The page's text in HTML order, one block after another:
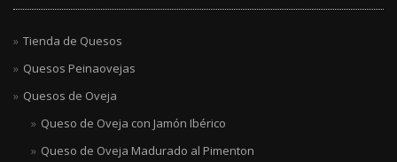
Tienda de Quesos
Quesos Peinaovejas
Quesos de Oveja
Queso de Oveja con Jamón Ibérico
Queso de Oveja Madurado al Pimenton